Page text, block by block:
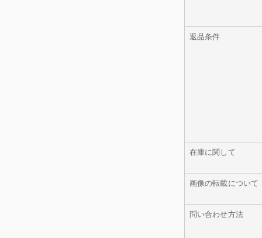
返品条件
在庫に関して
画像の転載について
問い合わせ方法